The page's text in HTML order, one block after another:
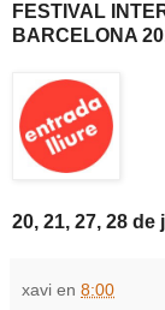
FESTIVAL
BARCELONA
20, 21, 27, 28 de
xavi en 8:00